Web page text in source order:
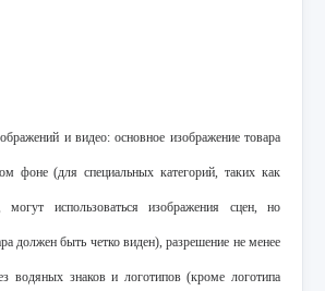
и видео: основное изображение товара
фоне (для специальных категорий, таких как
могут использоваться изображения сцен, но
должен быть четко виден), разрешение не менее
водяных знаков и логотипов (кроме логотипа